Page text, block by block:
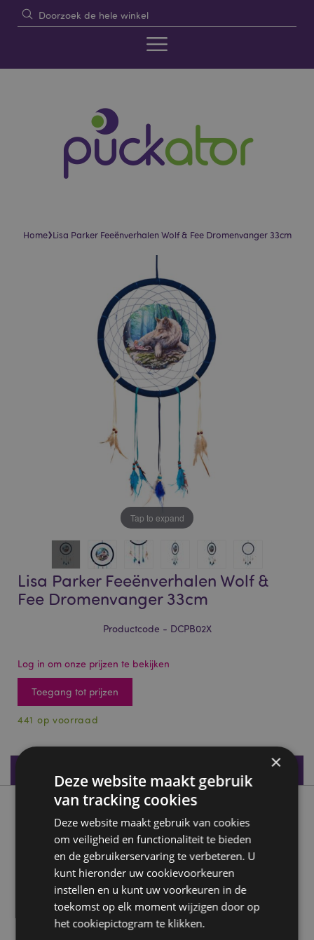
Home›Lisa Parker Feeënverhalen Wolf & Fee Dromenvanger 33cm
Tap to expand
Lisa Parker Feeënverhalen Wolf &
Fee Dromenvanger 33cm
Productcode - DCPB02X
Log in om onze prijzen te bekijken
Toegang tot prijzen
441 op voorraad
Product beschrijving
Lisa Parker Feeënverhalen Wolf & Fee Dromenvanger 33cm
Materiaal:Polyester, Veren, Kunststof
Licentie-informatie:Dit product is volledig
gelicentieerd en kan wereldwijd worden verkocht.
×
Deze website maakt gebruik
van tracking cookies
Deze website maakt gebruik van cookies
om veiligheid en functionaliteit te bieden
en de gebruikerservaring te verbeteren. U
kunt hieronder uw cookievoorkeuren
instellen en u kunt uw voorkeuren in de
toekomst op elk moment wijzigen door op
het cookiepictogram te klikken.